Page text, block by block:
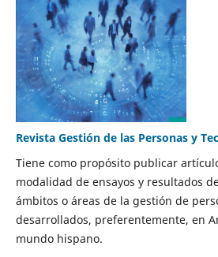
Revista Gestión de las Personas y
Tiene como propósito publicar
modalidad de ensayos y resultados
ámbitos o áreas de la gestión de
desarrollados, preferentemente, en
mundo hispano.